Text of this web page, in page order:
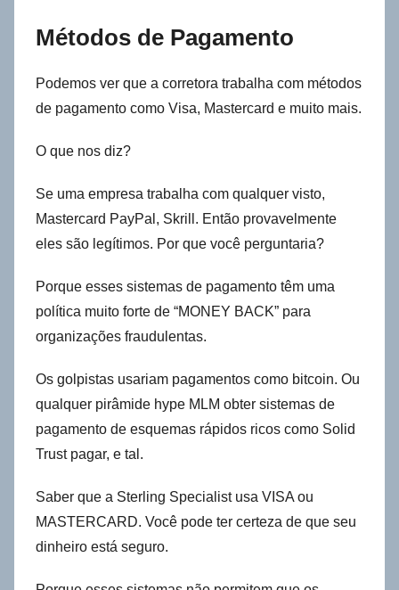
Métodos de Pagamento
Podemos ver que a corretora trabalha com métodos
de pagamento como Visa, Mastercard e muito mais.
O que nos diz?
Se uma empresa trabalha com qualquer visto,
Mastercard PayPal, Skrill. Então provavelmente
eles são legítimos. Por que você perguntaria?
Porque esses sistemas de pagamento têm uma
política muito forte de “MONEY BACK” para
organizações fraudulentas.
Os golpistas usariam pagamentos como bitcoin. Ou
qualquer pirâmide hype MLM obter sistemas de
pagamento de esquemas rápidos ricos como Solid
Trust pagar, e tal.
Saber que a Sterling Specialist usa VISA ou
MASTERCARD. Você pode ter certeza de que seu
dinheiro está seguro.